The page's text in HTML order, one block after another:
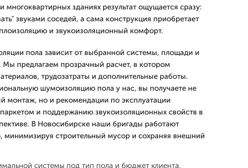
зданиях результат ощущается сразу:
звуками соседей, а сама конструкция приобретает
и звукоизоляционный комфорт.
пола зависит от выбранной системы, площади и
Мы предлагаем прозрачный расчет, в котором
трудозатраты и дополнительные работы.
шумоизоляцию пола у нас, вы получаете не
монтаж, но и рекомендации по эксплуатации
и поддержанию звукоизоляционных свойств в
В Новосибирске наши бригады работают
минимизируя строительный мусор и сохраняя внешний
системы под тип пола и бюджет клиента.